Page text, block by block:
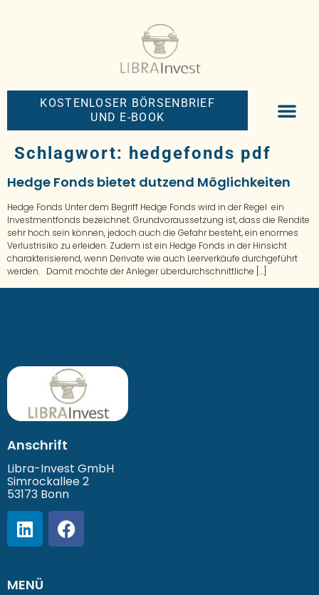
KOSTENLOSER BÖRSENBRIEF
UND E-BOOK
Schlagwort: hedgefonds pdf
Hedge Fonds bietet dutzend Möglichkeiten
Hedge Fonds Unter dem Begriff Hedge Fonds wird in der Regel ein
Investmentfonds bezeichnet. Grundvoraussetzung ist, dass die Rendite
sehr hoch sein können, jedoch auch die Gefahr besteht, ein enormes
Verlustrisiko zu erleiden. Zudem ist ein Hedge Fonds in der Hinsicht
charakterisierend, wenn Derivate wie auch Leerverkäufe durchgeführt
werden. Damit möchte der Anleger überdurchschnittliche […]
Anschrift
Libra-Invest GmbH
Simrockallee 2
53173 Bonn
MENÜ